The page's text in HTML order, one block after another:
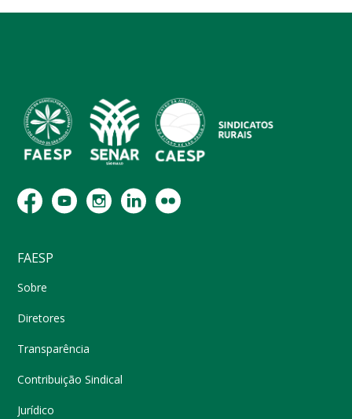
FAESP
Sobre
Diretores
Transparência
Contribuição Sindical
Jurídico